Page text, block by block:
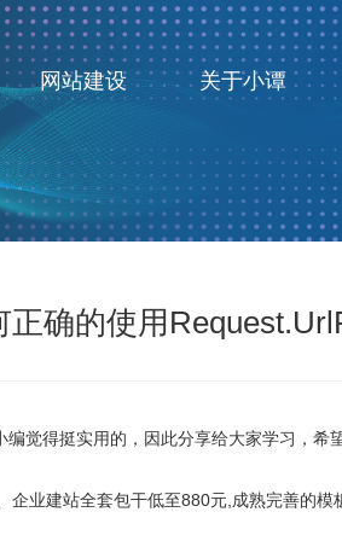
网站建设 关于小谭
正确的使用
觉得挺实用的，因此分享给大家学习，希
业建站全套包干低至880元,成熟完善的